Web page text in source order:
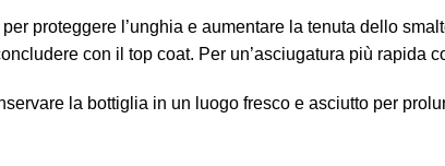
proteggere l’unghia e aumentare la tenuta dello
con il top coat. Per un’asciugatura più rapida
la bottiglia in un luogo fresco e asciutto per